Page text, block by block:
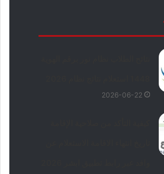
2026-06-22